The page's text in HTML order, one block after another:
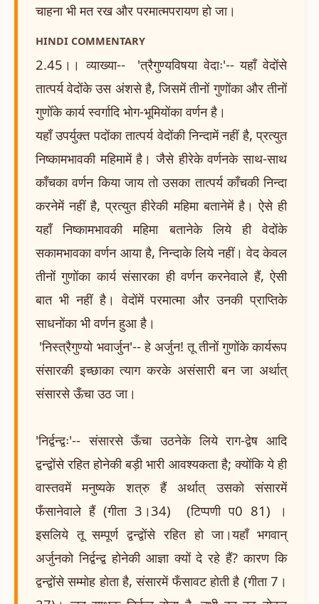
चाहना भी मत रख और परमात्मपरायण हो जा।
HINDI COMMENTARY
2.45।। व्याख्या-- 'त्रैगुण्यविषया वेदाः'-- यहाँ वेदोंसे
तात्पर्य वेदोंके उस अंशसे है, जिसमें तीनों गुणोंका और तीनों
गुणोँके कार्य स्वर्गादि भोग-भूमियोंका वर्णन है।
यहाँ उपर्युक्त पदोंका तात्पर्य वेदोंकी निन्दामें नहीं है, प्रत्युत
निष्कामभावकी महिमामें है। जैसे हीरेके वर्णनके साथ-साथ
काँचका वर्णन किया जाय तो उसका तात्पर्य काँचकी निन्दा
करनेमें नहीं है, प्रत्युत हीरेकी महिमा बतानेमें है। ऐसे ही
यहाँ निष्कामभावकी महिमा बतानेके लिये ही वेदोंके
सकामभावका वर्णन आया है, निन्दाके लिये नहीं। वेद केवल
तीनों गुणोंका कार्य संसारका ही वर्णन करनेवाले हैं, ऐसी
बात भी नहीं है। वेदोंमें परमात्मा और उनकी प्राप्तिके
साधनोंका भी वर्णन हुआ है।
'निस्त्रैगुण्यो भवार्जुन'-- हे अर्जुन! तू तीनों गुणोंके कार्यरूप
संसारकी इच्छाका त्याग करके असंसारी बन जा अर्थात्
संसारसे ऊँचा उठ जा।
'निर्द्वन्द्वः'-- संसारसे ऊँचा उठनेके लिये राग-द्वेष आदि
द्वन्द्वोंसे रहित होनेकी बड़ी भारी आवश्यकता है; क्योंकि ये ही
वास्तवमें मनुष्यके शत्रु हैं अर्थात् उसको संसारमें
फँसानेवाले हैं (गीता 3।34) (टिप्पणी प0 81) ।
इसलिये तू सम्पूर्ण द्वन्द्वोंसे रहित हो जा।यहाँ भगवान्
अर्जुनको निर्द्वन्द्व होनेकी आज्ञा क्यों दे रहे हैं? कारण कि
द्वन्द्वोंसे सम्मोह होता है, संसारमें फँसावट होती है (गीता 7।